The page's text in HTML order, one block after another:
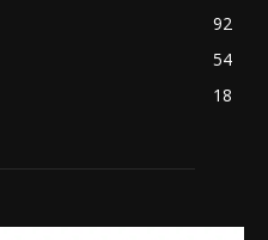
92
54
18